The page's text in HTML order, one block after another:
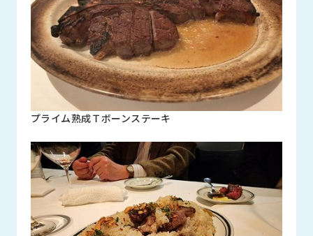
プライム熟成Ｔボーンステーキ